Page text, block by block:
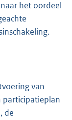
het oordeel
van
participatieplan
de